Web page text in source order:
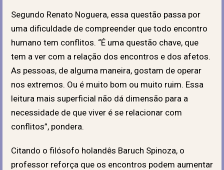
Segundo Renato Noguera, essa questão passa por
uma dificuldade de compreender que todo encontro
humano tem conflitos. “É uma questão chave, que
tem a ver com a relação dos encontros e dos afetos.
As pessoas, de alguma maneira, gostam de operar
nos extremos. Ou é muito bom ou muito ruim. Essa
leitura mais superficial não dá dimensão para a
necessidade de que viver é se relacionar com
conflitos”, pondera.
Citando o filósofo holandês Baruch Spinoza, o
professor reforça que os encontros podem aumentar